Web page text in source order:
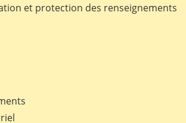
et protection des renseignements